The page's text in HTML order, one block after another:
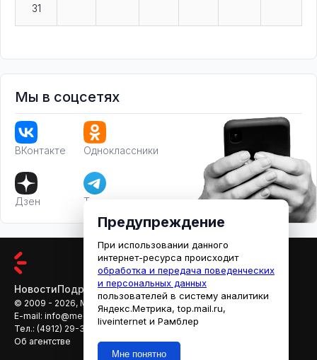
31
Мы в соцсетях
ВКонтакте Одноклассники
Дзен Телеграм
НовостиПодробностиАфишаКино
© 2009 - 2026, МЕДИАРЯЗАНЬ
E-mail: info@mediaryazan.ru
reklama@mediaryazan.ru
Тел.: (4912) 29-33-66
Об агентстве
Предупреждение
При использовании данного
интернет-ресурса происходит
обработка и передача поведенческих
и персональных данных
пользователей в систему аналитики
Яндекс.Метрика, top.mail.ru,
liveinternet и Рамблер
Мне понятно